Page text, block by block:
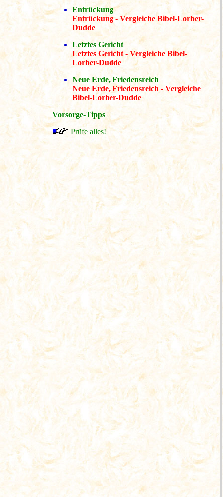
Entrückung
Entrückung - Vergleiche Bibel-Lorber-
Dudde
Letztes Gericht
Letztes Gericht - Vergleiche Bibel-
Lorber-Dudde
Neue Erde, Friedensreich
Neue Erde, Friedensreich - Vergleiche
Bibel-Lorber-Dudde
Vorsorge-Tipps
Prüfe alles!